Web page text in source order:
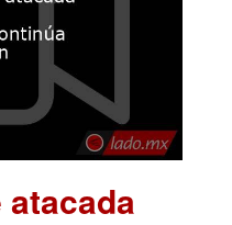
atacada